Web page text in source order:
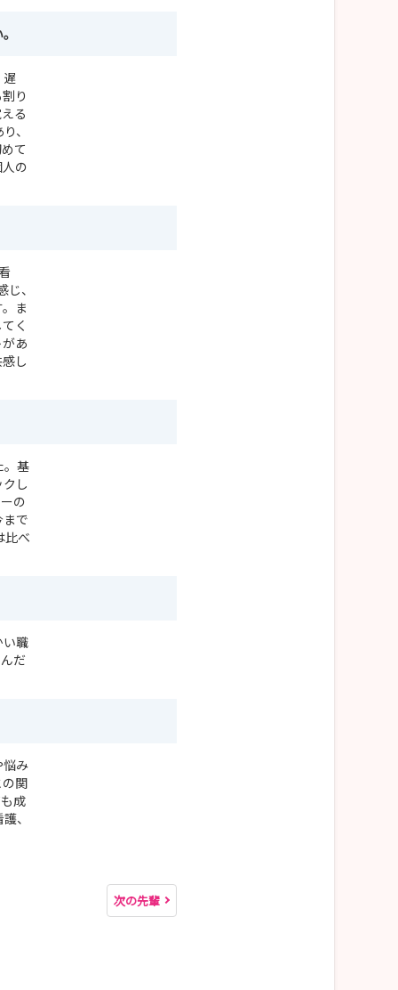
遅
り
る
、
て
の
、
ま
く
あ
し
。基
し
の
で
比べ
い職
だ
悩み
関
成
、
次の先輩